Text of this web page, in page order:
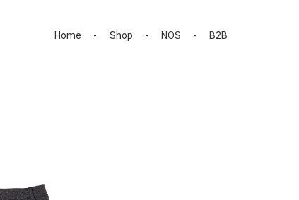
Home
Shop NOS B2B